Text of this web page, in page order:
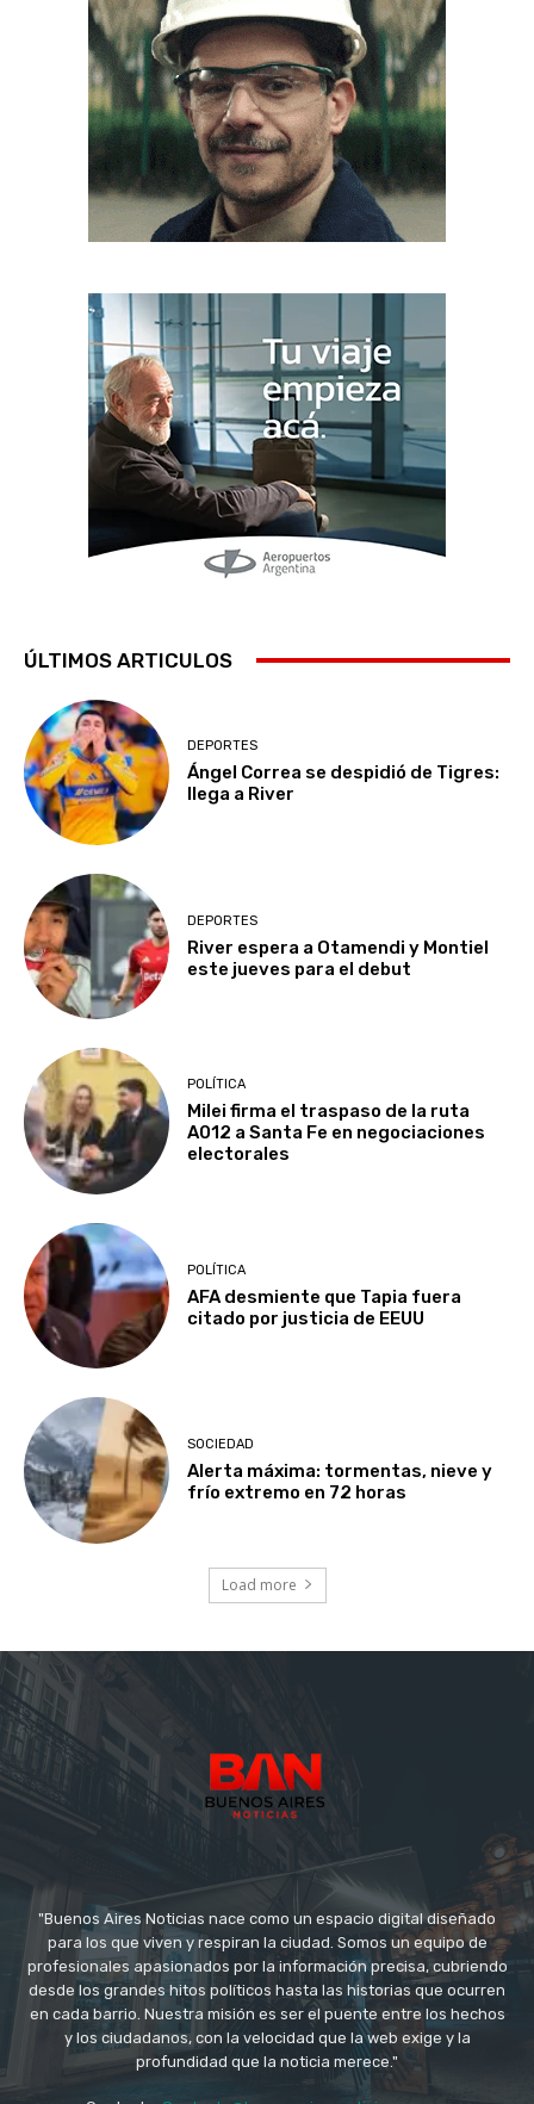
ÚLTIMOS ARTICULOS
DEPORTES
Ángel Correa se despidió de Tigres:
llega a River
DEPORTES
River espera a Otamendi y Montiel
este jueves para el debut
POLÍTICA
Milei firma el traspaso de la ruta
A012 a Santa Fe en negociaciones
electorales
POLÍTICA
AFA desmiente que Tapia fuera
citado por justicia de EEUU
SOCIEDAD
Alerta máxima: tormentas, nieve y
frío extremo en 72 horas
Load more
"Buenos Aires Noticias nace como un espacio digital diseñado
para los que viven y respiran la ciudad. Somos un equipo de
profesionales apasionados por la información precisa, cubriendo
desde los grandes hitos políticos hasta las historias que ocurren
en cada barrio. Nuestra misión es ser el puente entre los hechos
y los ciudadanos, con la velocidad que la web exige y la
profundidad que la noticia merece."